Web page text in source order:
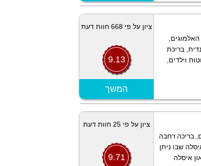
ציון על פי 668 חוות דעת
9.13
הצג מפה
המשך
בריכת
וילדים,
ציון על פי 25 חוות דעת
9.71
חדרים מעוצבים, בריכה רחבה
שבו ניתן
איסלה